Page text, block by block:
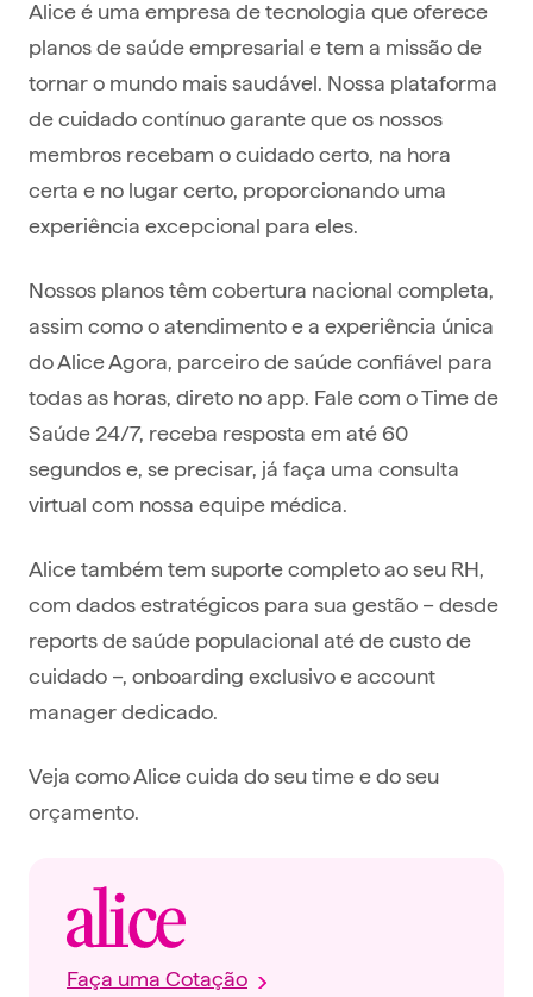
Alice é uma empresa de tecnologia que oferece
planos de saúde empresarial e tem a missão de
tornar o mundo mais saudável. Nossa plataforma
de cuidado contínuo garante que os nossos
membros recebam o cuidado certo, na hora
certa e no lugar certo, proporcionando uma
experiência excepcional para eles.
Nossos planos têm cobertura nacional completa,
assim como o atendimento e a experiência única
do Alice Agora, parceiro de saúde confiável para
todas as horas, direto no app. Fale com o Time de
Saúde 24/7, receba resposta em até 60
segundos e, se precisar, já faça uma consulta
virtual com nossa equipe médica.
Alice também tem suporte completo ao seu RH,
com dados estratégicos para sua gestão – desde
reports de saúde populacional até de custo de
cuidado –, onboarding exclusivo e account
manager dedicado.
Veja como Alice cuida do seu time e do seu
orçamento.
Faça uma Cotação